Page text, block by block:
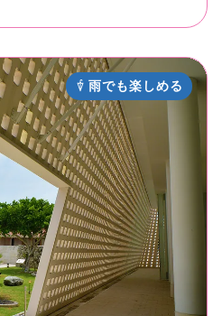
雨でも楽しめる